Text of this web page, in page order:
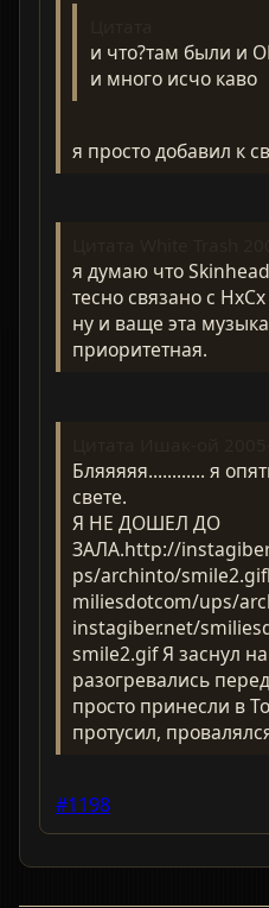
и что?там были и
и много исчо каво
я просто добавил к
я думаю что
тесно связано c
ну и ваще эта
приоритетная.
Бляяяяя............ я
свете.
Я НЕ ДОШЕЛ ДО
ЗАЛА.http://
ps/archinto/
miliesdotcom/ups/
instagiber.net/
smile2.gif Я заснул
разогревались
просто принесли в
протусил,
#1198